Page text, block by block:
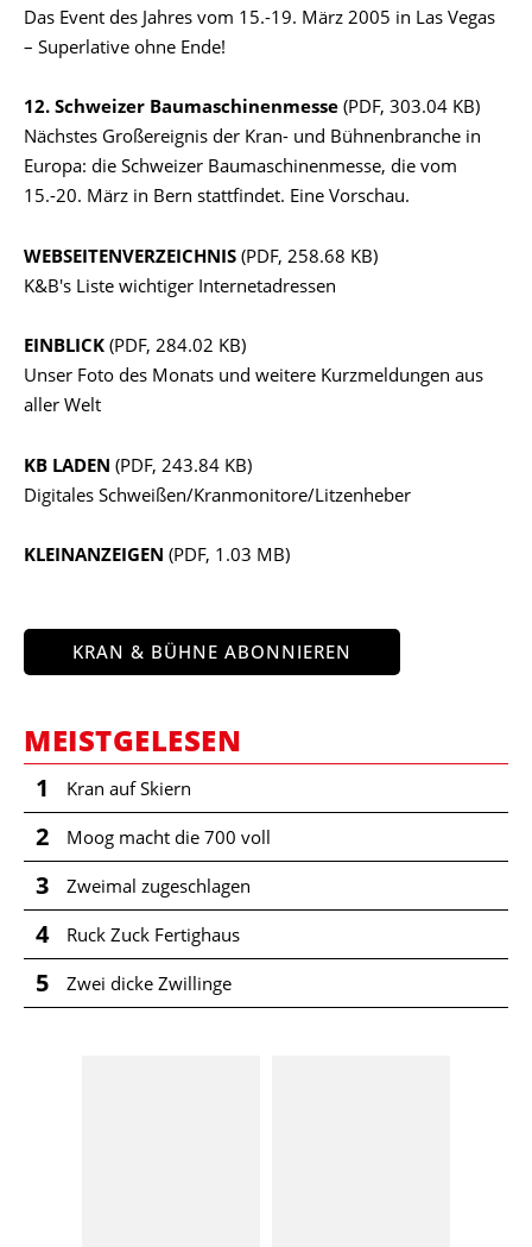
Das Event des Jahres vom 15.-19. März 2005 in Las Vegas
– Superlative ohne Ende!
12. Schweizer Baumaschinenmesse (PDF, 303.04 KB)
Nächstes Großereignis der Kran- und Bühnenbranche in
Europa: die Schweizer Baumaschinenmesse, die vom
15.-20. März in Bern stattfindet. Eine Vorschau.
WEBSEITENVERZEICHNIS (PDF, 258.68 KB)
K&B's Liste wichtiger Internetadressen
EINBLICK (PDF, 284.02 KB)
Unser Foto des Monats und weitere Kurzmeldungen aus
aller Welt
KB LADEN (PDF, 243.84 KB)
Digitales Schweißen/Kranmonitore/Litzenheber
KLEINANZEIGEN (PDF, 1.03 MB)
KRAN & BÜHNE ABONNIEREN
MEISTGELESEN
1 Kran auf Skiern
2 Moog macht die 700 voll
3 Zweimal zugeschlagen
4 Ruck Zuck Fertighaus
5 Zwei dicke Zwillinge